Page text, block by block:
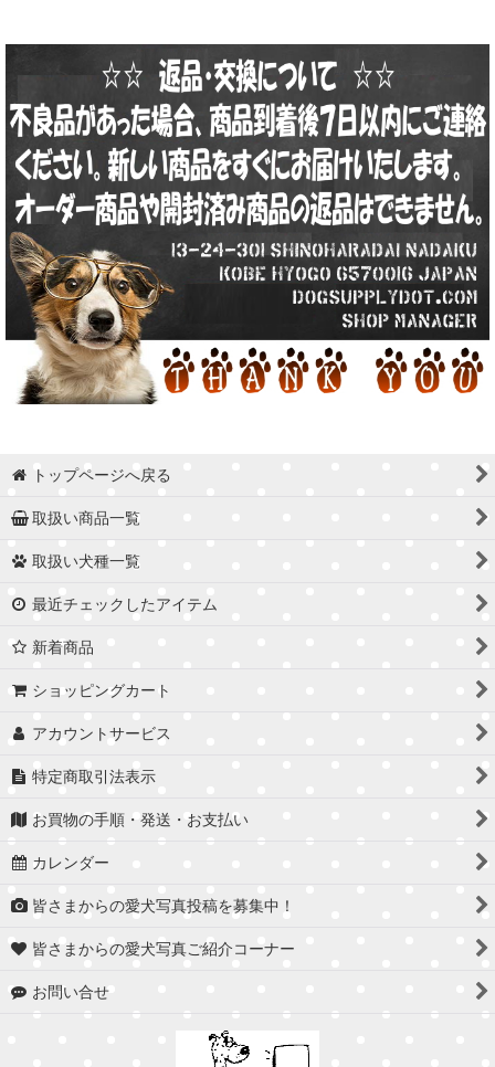
トップページへ戻る
取扱い商品一覧
取扱い犬種一覧
最近チェックしたアイテム
新着商品
ショッピングカート
アカウントサービス
特定商取引法表示
お買物の手順・発送・お支払い
カレンダー
皆さまからの愛犬写真投稿を募集中！
皆さまからの愛犬写真ご紹介コーナー
お問い合せ